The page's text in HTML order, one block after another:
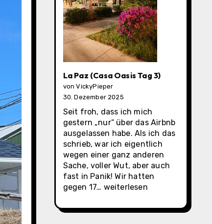
La Paz (Casa Oasis Tag 3)
von VickyPieper
30. Dezember 2025
Seit froh, dass ich mich
gestern „nur“ über das Airbnb
ausgelassen habe. Als ich das
schrieb, war ich eigentlich
wegen einer ganz anderen
Sache, voller Wut, aber auch
fast in Panik! Wir hatten
gegen 17… La
(Casa
weiterlesen